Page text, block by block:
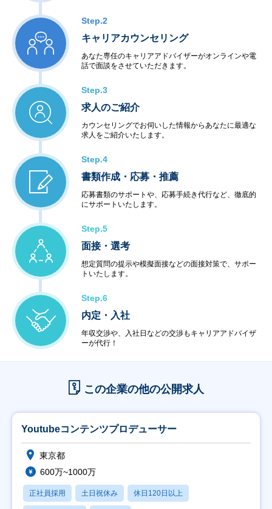
Step.2
キャリアカウンセリング
あなた専任のキャリアアドバイザーがオンラインや電
話で面談をさせていただきます。
Step.3
求人のご紹介
カウンセリングでお伺いした情報からあなたに最適な
求人をご紹介いたします。
Step.4
書類作成・応募・推薦
応募書類のサポートや、応募手続き代行など、徹底的
にサポートいたします。
Step.5
面接・選考
想定質問の提示や模擬面接などの面接対策で、サポー
トいたします。
Step.6
内定・入社
年収交渉や、入社日などの交渉もキャリアアドバイザ
ーが代行！
この企業の他の公開求人
Youtubeコンテンツプロデューサー
東京都
600万~1000万
正社員採用 土日祝休み 休日120日以上